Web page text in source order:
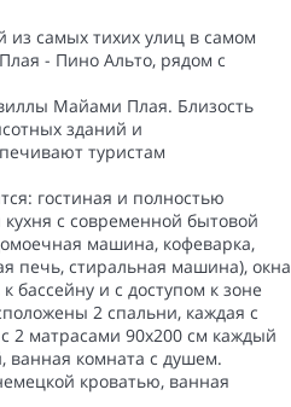
из самых тихих улиц в самом
- Пино Альто, рядом с
Майами Плая. Близость
зданий и
туристам
гостиная и полностью
с современной бытовой
машина, кофеварка,
печь, стиральная машина), окна
бассейну и с доступом к зоне
2 спальни, каждая с
2 матрасами 90x200 см каждый
ванная комната с душем.
кроватью, ванная